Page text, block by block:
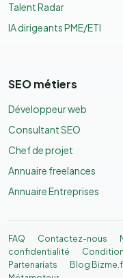
Talent Radar
IA dirigeants PME/ETI
SEO métiers
Développeur web
Consultant SEO
Chef de projet
Annuaire freelances
Annuaire Entreprises
FAQ Contactez-nous
confidentialité
Partenariats
Blog